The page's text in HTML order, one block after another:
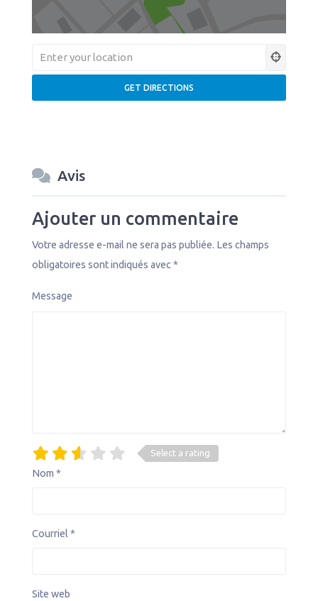
Avis
Ajouter un commentaire
Votre adresse e-mail ne sera pas publiée. Les champs
obligatoires sont indiqués avec *
Message
Select a rating
Nom *
Courriel *
Site web